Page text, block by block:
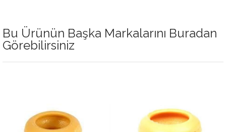
Bu Ürünün Başka Markalarını Buradan
Görebilirsiniz